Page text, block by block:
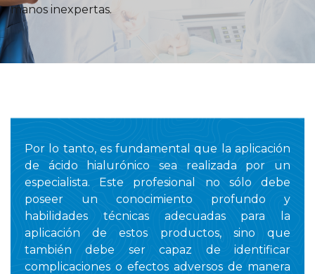
manos inexpertas.
Por lo tanto, es fundamental que la aplicación
de ácido hialurónico sea realizada por un
especialista. Este profesional no sólo debe
poseer un conocimiento profundo y
habilidades técnicas adecuadas para la
aplicación de estos productos, sino que
también debe ser capaz de identificar
complicaciones o efectos adversos de manera